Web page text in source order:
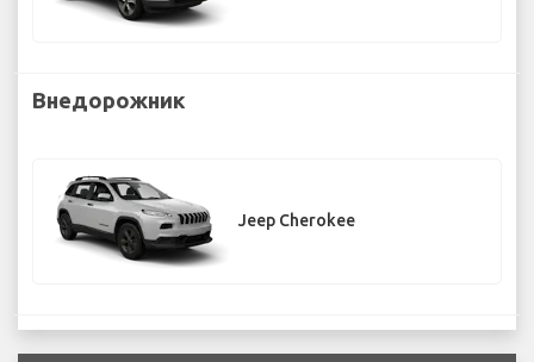
Внедорожник
Jeep Cherokee